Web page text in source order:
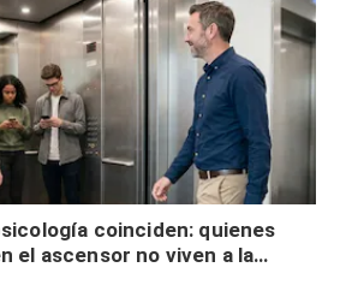
coinciden: quienes
el ascensor no viven a la
social